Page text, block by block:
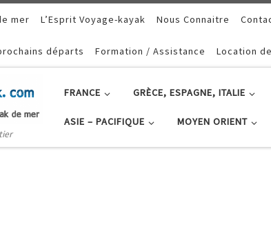
mer L’Esprit Voyage-kayak Nous Connaitre
départs Formation / Assistance Location
FRANCE GRÈCE, ESPAGNE, ITALIE
ASIE – PACIFIQUE MOYEN ORIENT